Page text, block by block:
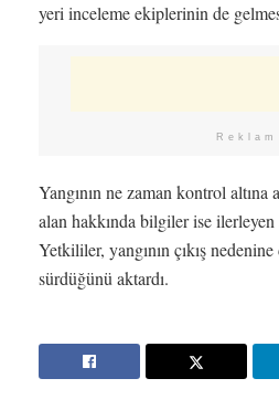
yeri inceleme ekiplerinin de
Reklam
Yangının ne zaman kontrol altına
alan hakkında bilgiler ise ilerleyen
Yetkililer, yangının çıkış nedenine
sürdüğünü aktardı.